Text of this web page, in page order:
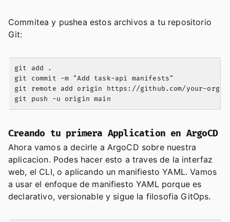
Commitea y pushea estos archivos a tu repositorio
Git:
git add .
git commit -m "Add task-api manifests"
git remote add origin https://github.com/your-org/
Creando tu primera Application en ArgoCD
Ahora vamos a decirle a ArgoCD sobre nuestra
aplicacion. Podes hacer esto a traves de la interfaz
web, el CLI, o aplicando un manifiesto YAML. Vamos
a usar el enfoque de manifiesto YAML porque es
declarativo, versionable y sigue la filosofia GitOps.